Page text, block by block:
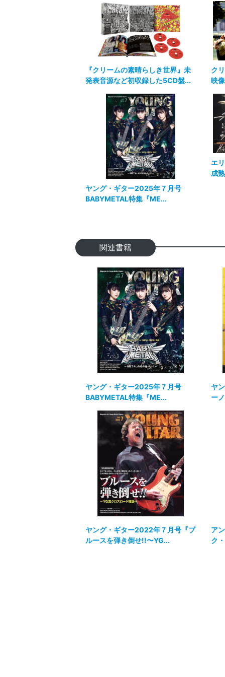
『クリームの素晴らしき世界』未
発表音源など初収録した5CD盤...
ク
映
ヤング・ギター2025年７月号
BABYMETAL特集『ME...
エ
成
関連書籍
ヤング・ギター2025年７月号
BABYMETAL特集『ME...
ヤ
ー
ヤング・ギター2022年７月号『ブ
ルースを弾き倒せ!!〜YG...
ア
ク